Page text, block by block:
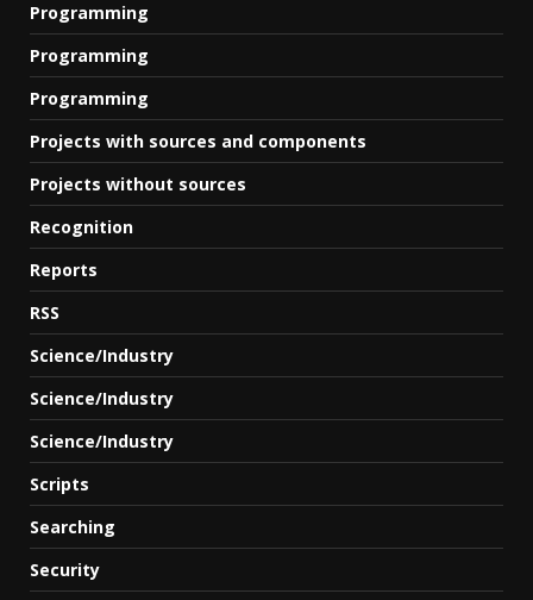
Programming
Programming
Programming
Projects with sources and components
Projects without sources
Recognition
Reports
RSS
Science/Industry
Science/Industry
Science/Industry
Scripts
Searching
Security